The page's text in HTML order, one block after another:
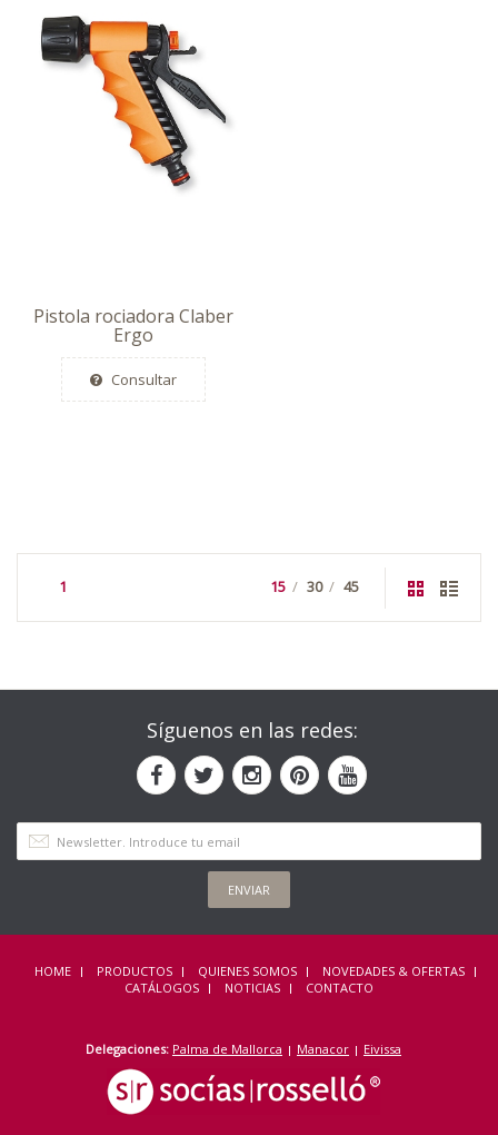
Pistola rociadora Claber
Ergo
Consultar
15 30 45
1
Síguenos en las redes:
ENVIAR
HOME PRODUCTOS QUIENES SOMOS
NOVEDADES & OFERTAS
CATÁLOGOS
NOTICIAS CONTACTO
Delegaciones: Palma de Mallorca Manacor Eivissa